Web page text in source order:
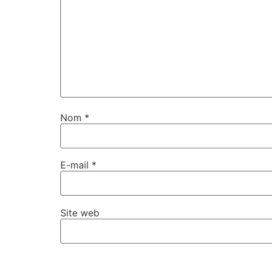
Nom *
E-mail *
Site web